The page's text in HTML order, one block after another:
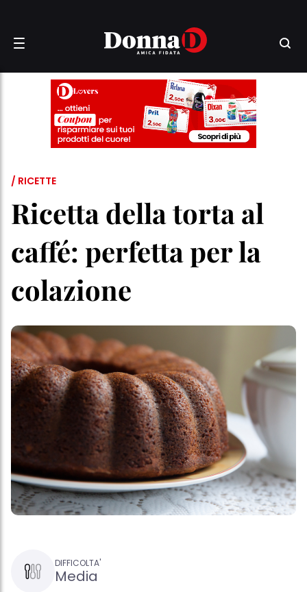
/ RICETTE
Ricetta della torta al
caffé: perfetta per la
colazione
DIFFICOLTA'
Media